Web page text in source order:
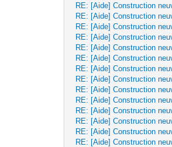
RE: [Aide] Construction
RE: [Aide] Construction
RE: [Aide] Construction
RE: [Aide] Construction
RE: [Aide] Construction
RE: [Aide] Construction
RE: [Aide] Construction
RE: [Aide] Construction
RE: [Aide] Construction
RE: [Aide] Construction
RE: [Aide] Construction
RE: [Aide] Construction
RE: [Aide] Construction
RE: [Aide] Construction